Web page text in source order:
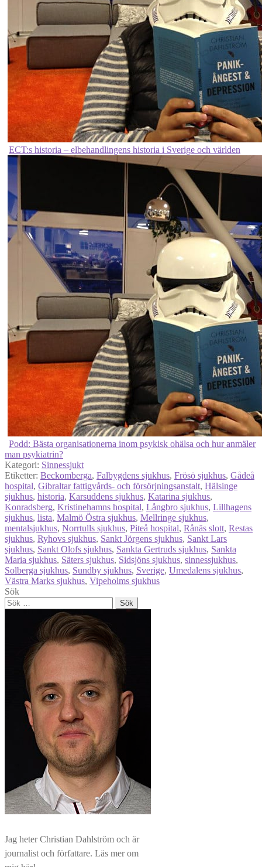
ECT:s historia – elbehandlingens historia i Sverige och världen
Podd: Bästa organisationerna inom psykisk ohälsa och hur anmäler
man psykiatrin?
Kategori: Sinnessjukt
Etiketter: Beckomberga, Falbygdens sjukhus, Frösö sjukhus, Gådeå
hospital, Gibraltar fattigvårds- och försörjningsanstalt, Hälsinge
sjukhus, historia, Karsuddens sjukhus, Katarina sjukhus,
Konradsberg, Kristinehamns hospital, Långbro sjukhus, Lillhagens
sjukhus, lista, Malmö Östra sjukhus, Mellringe sjukhus,
mentalsjukhus, Norrtulls sjukhus, Piteå hospital, Rånäs slott, Restas
sjukhus, Ryhovs sjukhus, Sankt Jörgens sjukhus, Sankt Lars
sjukhus, Sankt Olofs sjukhus, Sankta Gertruds sjukhus, Sankta
Maria sjukhus, Säters sjukhus, Sidsjöns sjukhus, sinnessjukhus,
Solberga sjukhus, Sundby sjukhus, Sverige, Umedalens sjukhus,
Västra Marks sjukhus, Vipeholms sjukhus
Sök
Sök
efter:
Jag heter Christian Dahlström och är
journalist och författare. Läs mer om